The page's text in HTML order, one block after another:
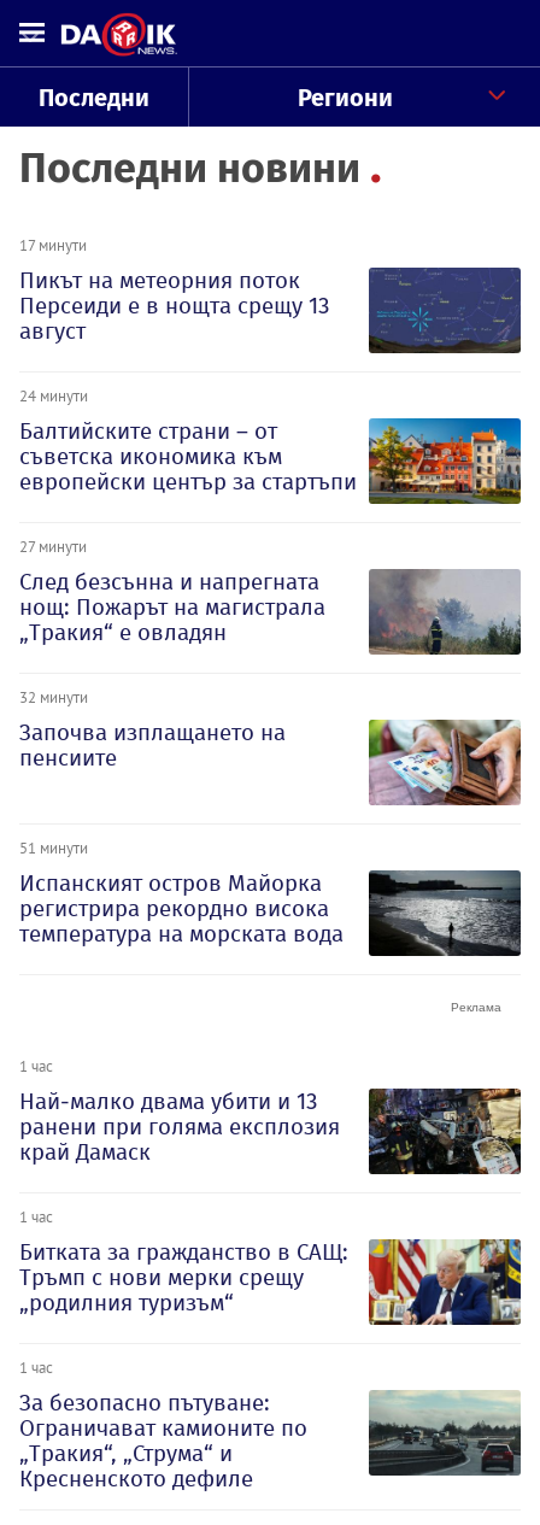
Последни Региони
Последни новини
17 минути
Пикът на метеорния поток
Персеиди е в нощта срещу 13
август
24 минути
Балтийските страни – от
съветска икономика към
европейски център за стартъпи
27 минути
След безсънна и напрегната
нощ: Пожарът на магистрала
„Тракия“ е овладян
32 минути
Започва изплащането на
пенсиите
51 минути
Испанският остров Майорка
регистрира рекордно висока
температура на морската вода
1 час
Най-малко двама убити и 13
ранени при голяма експлозия
край Дамаск
1 час
Битката за гражданство в САЩ:
Тръмп с нови мерки срещу
„родилния туризъм“
1 час
За безопасно пътуване:
Ограничават камионите по
„Тракия“, „Струма“ и
Кресненското дефиле